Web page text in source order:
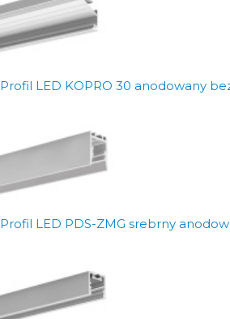
Profil LED KOPRO 30 anodowany
Profil LED PDS-ZMG srebrny